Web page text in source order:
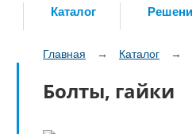
Каталог
Главная → Каталог →
Болты, гайки